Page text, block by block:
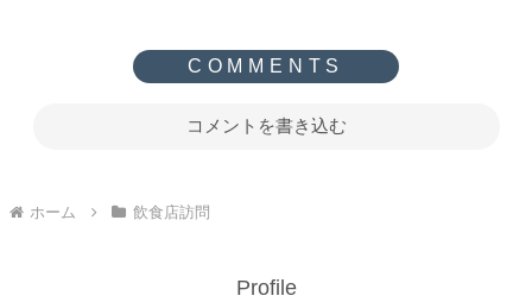
コメントを書き込む
ホーム 飲食店訪問
Profile